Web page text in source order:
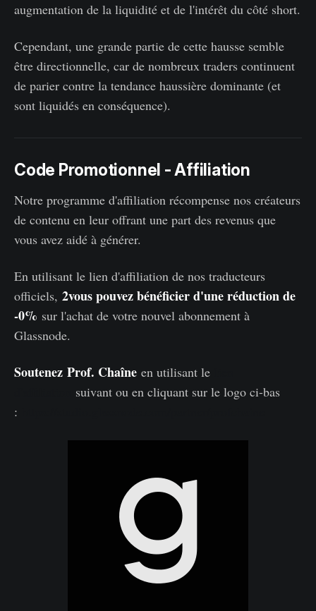
augmentation de la liquidité et de l'intérêt du côté short.
Cependant, une grande partie de cette hausse semble
être directionnelle, car de nombreux traders continuent
de parier contre la tendance haussière dominante (et
sont liquidés en conséquence).
Code Promotionnel - Affiliation
Notre programme d'affiliation récompense nos créateurs
de contenu en leur offrant une part des revenus que
vous avez aidé à générer.
En utilisant le lien d'affiliation de nos traducteurs
officiels, 2vous pouvez bénéficier d'une réduction de
-0% sur l'achat de votre nouvel abonnement à
Glassnode.
Soutenez Prof. Chaîne en utilisant le
suivant ou en cliquant sur le logo ci-bas
: